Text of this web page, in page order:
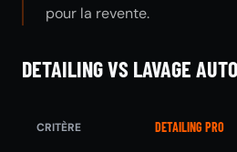
pour la revente.
DETAILING VS LAVAGE
CRITÈRE DETAILING PRO